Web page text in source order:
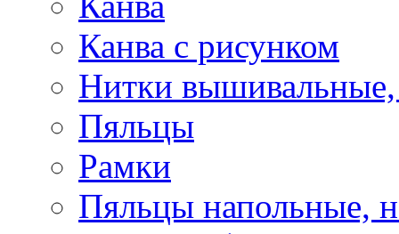
Канва с рисунком
Нитки
Пяльцы
Рамки
Пяльцы напольные,